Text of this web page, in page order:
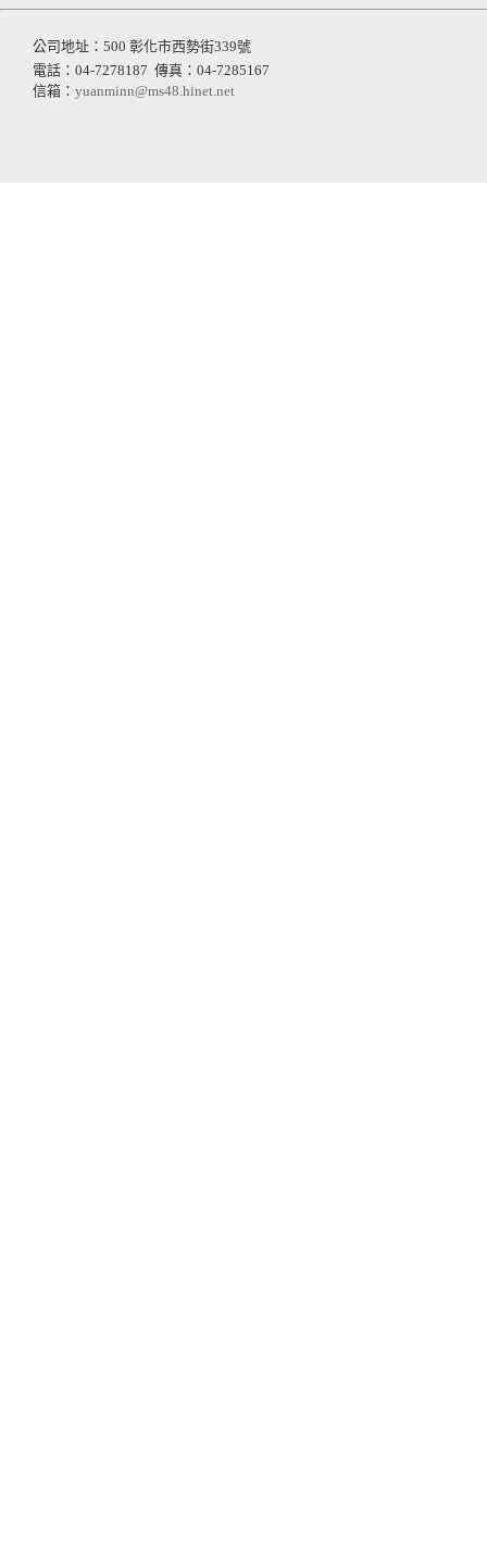
公司地址：500 彰化市西勢街339號
電話：04-7278187 傳真：04-7285167
信箱： yuanminn@ms48.hinet.net